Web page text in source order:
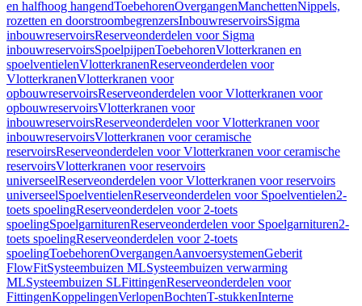
en halfhoog hangendToebehorenOvergangenManchettenNippels,
rozetten en doorstroombegrenzersInbouwreservoirsSigma
inbouwreservoirsReserveonderdelen voor Sigma
inbouwreservoirsSpoelpijpenToebehorenVlotterkranen en
spoelventielenVlotterkranenReserveonderdelen voor
VlotterkranenVlotterkranen voor
opbouwreservoirsReserveonderdelen voor Vlotterkranen voor
opbouwreservoirsVlotterkranen voor
inbouwreservoirsReserveonderdelen voor Vlotterkranen voor
inbouwreservoirsVlotterkranen voor ceramische
reservoirsReserveonderdelen voor Vlotterkranen voor ceramische
reservoirsVlotterkranen voor reservoirs
universeelReserveonderdelen voor Vlotterkranen voor reservoirs
universeelSpoelventielenReserveonderdelen voor Spoelventielen2-
toets spoelingReserveonderdelen voor 2-toets
spoelingSpoelgarniturenReserveonderdelen voor Spoelgarnituren2-
toets spoelingReserveonderdelen voor 2-toets
spoelingToebehorenOvergangenAanvoersystemenGeberit
FlowFitSysteembuizen MLSysteembuizen verwarming
MLSysteembuizen SLFittingenReserveonderdelen voor
FittingenKoppelingenVerlopenBochtenT-stukkenInterne